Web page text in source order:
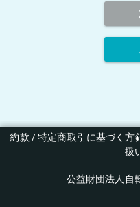
約款 / 特定商取引に基づく方
扱
公益財団法人自